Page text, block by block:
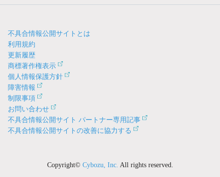
不具合情報公開サイトとは
利用規約
更新履歴
商標著作権表示
個人情報保護方針
障害情報
制限事項
お問い合わせ
不具合情報公開サイト パートナー専用記事
不具合情報公開サイトの改善に協力する
Copyright© Cybozu, Inc. All rights reserved.